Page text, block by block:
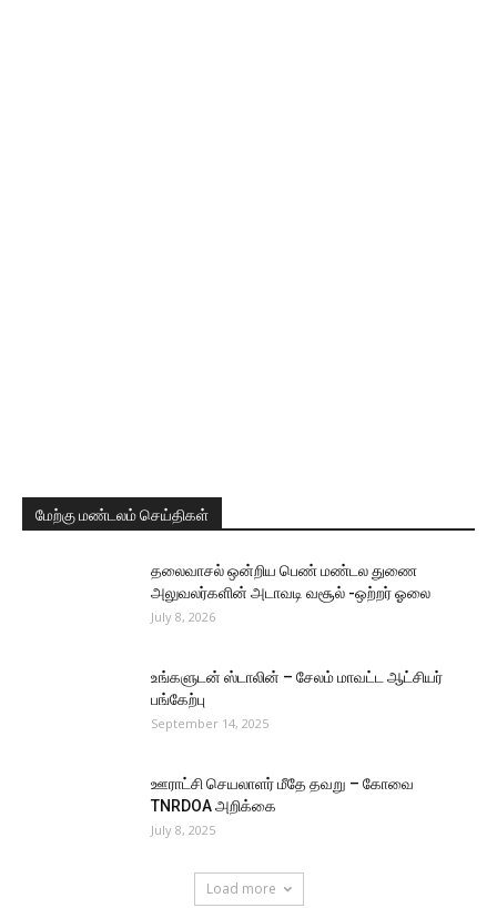
மேற்கு மண்டலம் செய்திகள்
தலைவாசல் ஒன்றிய பெண் மண்டல துணை
அலுவலர்களின் அடாவடி வசூல் -ஒற்றர் ஓலை
July 8, 2026
உங்களுடன் ஸ்டாலின் – சேலம் மாவட்ட ஆட்சியர்
பங்கேற்பு
September 14, 2025
ஊராட்சி செயலாளர் மீதே தவறு – கோவை
TNRDOA அறிக்கை
July 8, 2025
Load more